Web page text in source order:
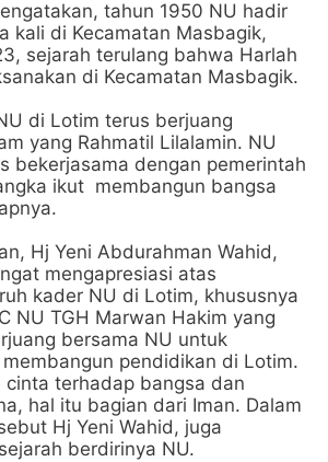
tahun 1950 NU hadir
kali di Kecamatan Masbagik,
sejarah terulang bahwa Harlah
di Kecamatan Masbagik.
di Lotim terus berjuang
yang Rahmatil Lilalamin. NU
bekerjasama dengan pemerintah
ikut membangun bangsa
Hj Yeni Abdurahman Wahid,
mengapresiasi atas
kader NU di Lotim, khususnya
NU TGH Marwan Hakim yang
bersama NU untuk
pendidikan di Lotim.
cinta terhadap bangsa dan
hal itu bagian dari Iman. Dalam
Hj Yeni Wahid, juga
berdirinya NU.